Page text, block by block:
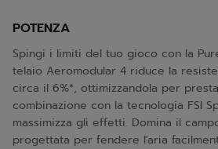
POTENZA
Spingi i limiti del tuo gioco con la
telaio Aeromodular 4 riduce la
circa il 6%*, ottimizzandola per
combinazione con la tecnologia FSI
massimizza gli effetti. Domina il
progettata per fendere l'aria